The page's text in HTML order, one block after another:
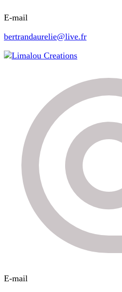
E-mail
bertrandaurelie@live.fr
Limalou Creations
E-mail